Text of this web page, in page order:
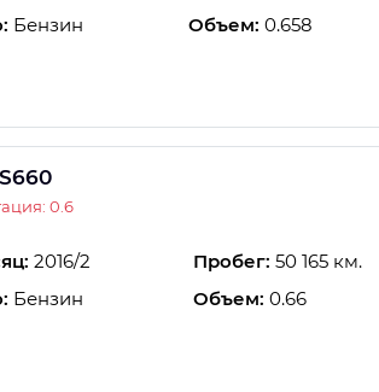
Бензин Объем: 0.658
0.6
2016/2 Пробег: 50 165 км.
Бензин Объем: 0.66